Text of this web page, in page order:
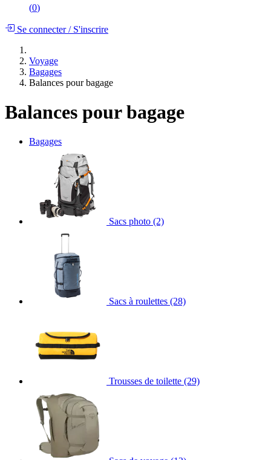
(0)
Se connecter/S'inscrire
Voyage
Bagages
Balances pour bagage
Balances pour bagage
Bagages
Sacs photo (2)
Sacs à roulettes (28)
Trousses de toilette (29)